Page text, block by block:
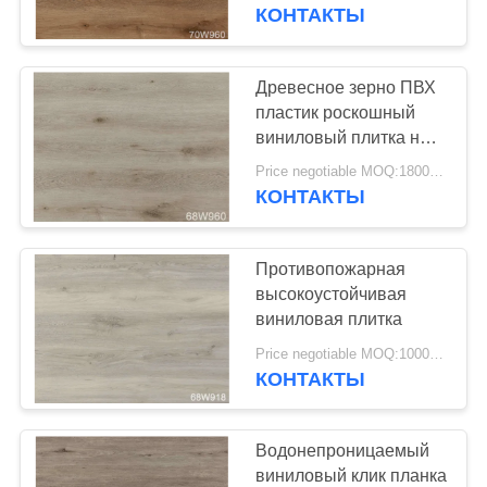
ПО
ЗАВОДУ
КОНТРОЛЬ
КАЧЕСТВА
СВЯЖИТЕСЬ
С
НАМИ
НОВОСТИ
СЛУЧАИ
однородные
напольные
покрытия из ПВХ
25
ПВХ-полы больниц
КОНТАКТЫ
Древесное зерно ПВХ
пластик роскошный
виниловый плитка на
полу планка для
танцевальной комнаты
Price negotiable MOQ:1800 квадратных метров
КОНТАКТЫ
Противопожарная
высокоустойчивая
виниловая плитка
КОНТАКТЫ
Водонепроницаемый
виниловый клик планка